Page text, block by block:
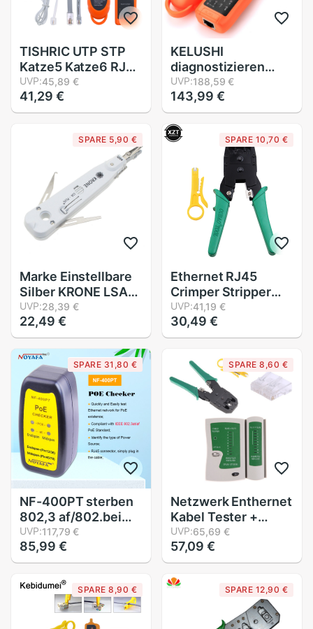
TISHRIC UTP STP
Katze5 Katze6 RJ45
Lan-netzwerkkabel
Tester linie Finder
Rj11 Draht Tracker
diagnostizieren Ton
Bausatz XQ-350
UVP:45,89 €
41,29 €
KELUSHI
diagnostizieren
Tester XQ-350 für
UTP STP Katze5
Katze6 RJ45 LAN
Netzwerkkabel Linie
Finder Rj11 Draht
Tracker/Tracer
UVP:188,59 €
143,99 €
SPARE 5,90 €
Marke Einstellbare
Silber KRONE LSA-
Plus Anlege
Werkzeug Mit
Sensor Für Telecom
Telefon RJ11 LAN
Netzwerk Katze5
RJ45 Patch Tafel
UVP:28,39 €
22,49 €
SPARE 10,70 €
Ethernet RJ45
Crimper Stripper
Netzwerk Kabel
Schneiden
Werkzeug Bausätze
RJ12 Katze5
Katze5e Stecker
8P6P4P
UVP:41,19 €
30,49 €
SPARE 31,80 €
NF-400PT sterben
802,3 af/802.beim
PoE (Energie über
Ethernet) Tester
verbunden zu eine
RJ45 Auslauf zu
bestimmen sterben
existenz von PoE
UVP:117,79 €
85,99 €
SPARE 8,60 €
Netzwerk Enthernet
Kabel Tester +
crimpen Crimper
Automatische
zangen + 100 RJ45
Katze5 Katze5e
Stecker modular
Stecker Netzwerk
Werkzeug Bausätze
UVP:65,69 €
57,09 €
SPARE 8,90 € SPARE 12,90 €